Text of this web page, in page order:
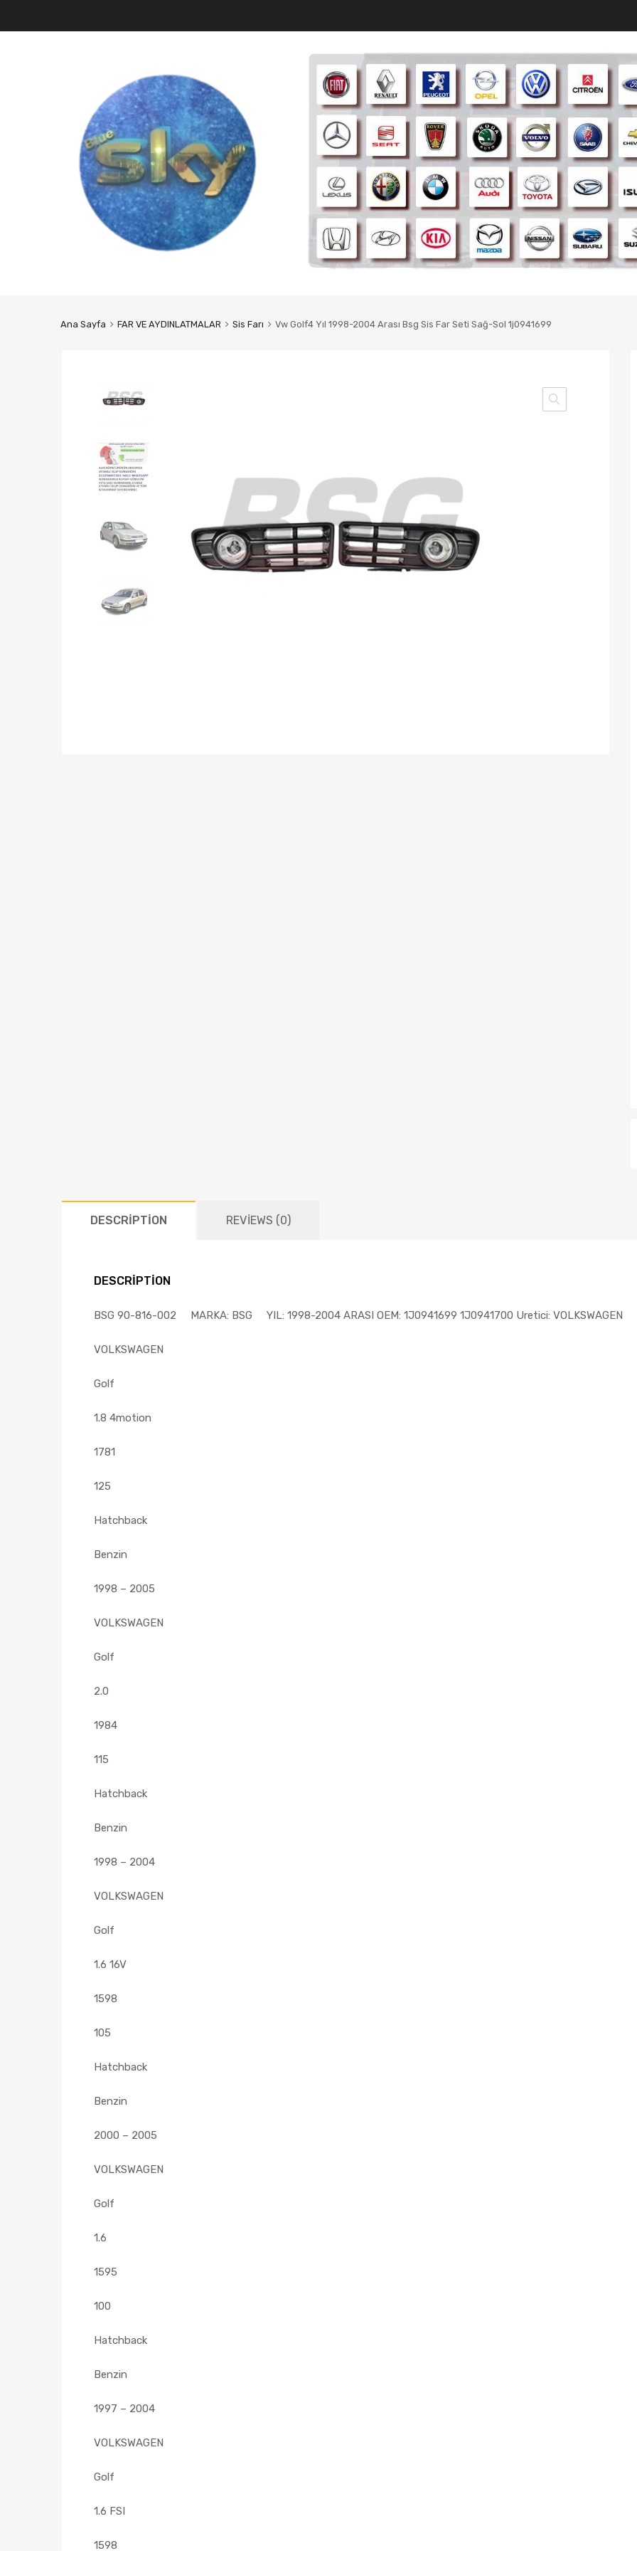
Ana Sayfa FAR VE AYDINLATMALAR Sis Farı Vw Golf4 Yıl 1998-2004 Arası Bsg Sis Far Seti Sağ-Sol 1j0941699
DESCRIPTION REVIEWS (0)
DESCRIPTION
BSG 90-816-002 MARKA: BSG YIL: 1998-2004 ARASI OEM: 1J0941699 1J0941700 Uretici: VOLKSWAGEN
VOLKSWAGEN
Golf
1.8 4motion
1781
125
Hatchback
Benzin
1998 – 2005
VOLKSWAGEN
Golf
2.0
1984
115
Hatchback
Benzin
1998 – 2004
VOLKSWAGEN
Golf
1.6 16V
1598
105
Hatchback
Benzin
2000 – 2005
VOLKSWAGEN
Golf
1.6
1595
100
Hatchback
Benzin
1997 – 2004
VOLKSWAGEN
Golf
1.6 FSI
1598